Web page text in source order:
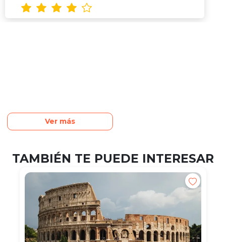
Ver más
TAMBIÉN TE PUEDE INTERESAR